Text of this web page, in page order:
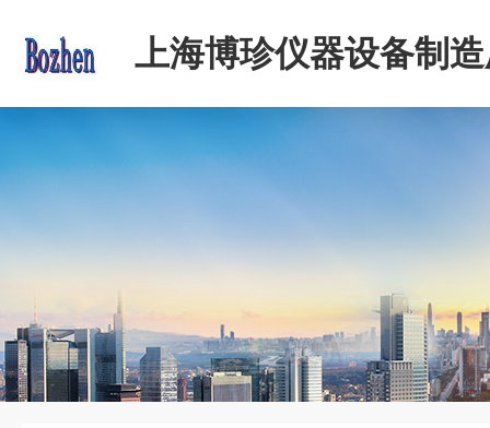
上海博珍仪器设备制